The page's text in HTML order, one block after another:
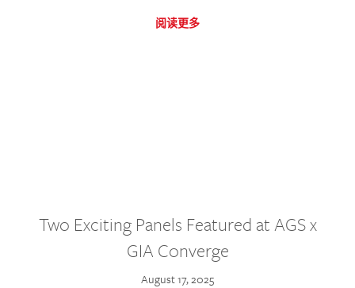
阅读更多
Two Exciting Panels Featured at AGS x
GIA Converge
August 17, 2025